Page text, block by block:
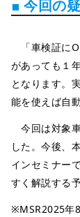
■ 今回の
「車検証に
があっても１
となります。
能を使えば自
今回は対象
した。今後、
インセミナー
すく解説する
※MSR2025年